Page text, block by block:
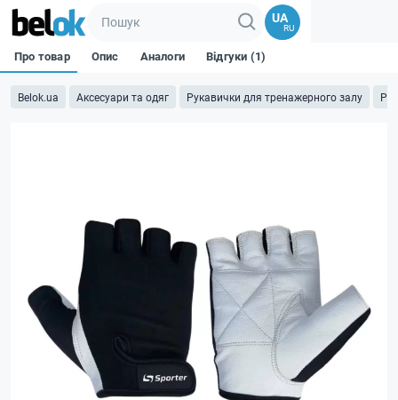
UA
RU
Belok.ua Аксесуари та одяг Рукавички для тренажерного залу
Про товар Опис Аналоги Відгуки (1)